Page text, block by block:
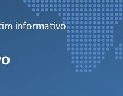
informativo